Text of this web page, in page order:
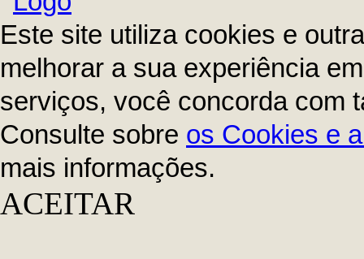
Este site utiliza cookies e
melhorar a sua experiência
serviços, você concorda com
Consulte sobre os Cookies e
mais informações.
ACEITAR